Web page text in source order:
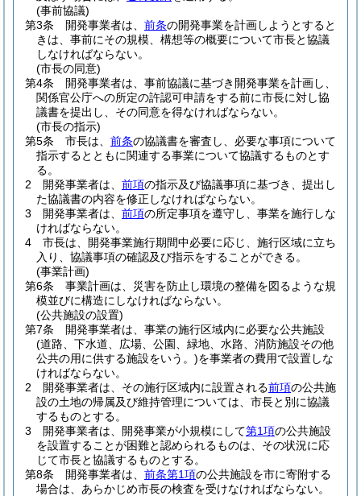
(事前協議)
第3条
開発事業者は、 前条の開発事業を計画しようとすると
きは、事前にその規模、構想等の概要について市長と協議
しなければならない。
(市長の同意)
第4条
開発事業者は、事前協議に基づき開発事業を計画し、
関係官公庁への所定の許認可申請をする前に市長に対し協
議書を提出し、その同意を得なければならない。
(市長の指示)
第5条
市長は、 前条の協議書を審査し、必要な事項について
指示するとともに関連する事業について協議するものとす
る。
2
開発事業者は、 前項の指示及び協議事項に基づき、提出し
た協議書の内容を修正しなければならない。
3
開発事業者は、 前項の所定事項を遵守し、事業を施行しな
ければならない。
4
市長は、開発事業施行期間中必要に応じ、施行区域に立ち
入り、協議事項の確認及び指示をすることができる。
(事業計画)
第6条
事業計画は、災害を防止し環境の整備を図るような規
模並びに構造にしなければならない。
(公共施設の設置)
第7条
開発事業者は、事業の施行区域内に必要な公共施設
(道路、下水道、広場、公園、緑地、水路、消防施設その他
公共の用に供する施設をいう。)を事業者の費用で設置しな
ければならない。
2
開発事業者は、その施行区域内に設置される前項の公共施
設の土地の帰属及び維持管理については、市長と別に協議
するものとする。
3
開発事業者は、開発事業が小規模にして第1項の公共施設
を設置することが困難と認められるものは、その状況に応
じて市長と協議するものとする。
第8条
開発事業者は、 前条第1項の公共施設を市に寄附する
場合は、あらかじめ市長の検査を受けなければならない。